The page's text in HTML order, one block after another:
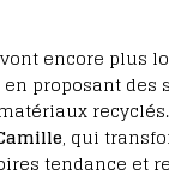
encore plus
proposant des
recyclés.
, qui
tendance et